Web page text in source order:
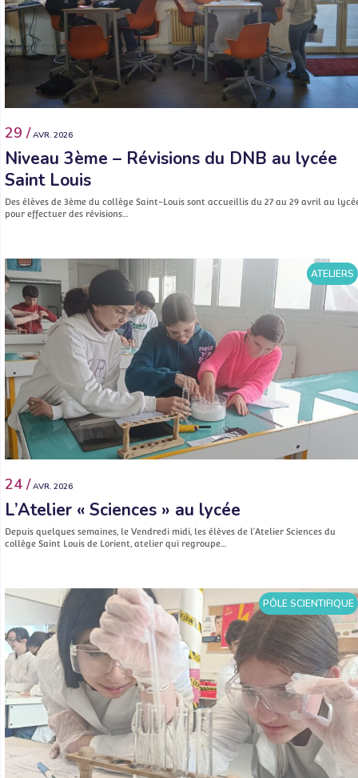
29 / AVR. 2026
Niveau 3ème – Révisions du DNB au lycée
Saint Louis
Des élèves de 3ème du collège Saint-Louis sont accueillis du 27 au 29 avril au
pour effectuer des révisions…
ATELIERS
24 / AVR. 2026
L’Atelier « Sciences » au lycée
Depuis quelques semaines, le Vendredi midi, les élèves de l’Atelier Sciences du
collège Saint Louis de Lorient, atelier qui regroupe…
PÔLE SCIENTIFIQUE